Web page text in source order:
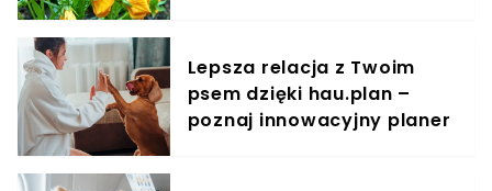
Lepsza relacja z Twoim
psem dzięki hau.plan –
poznaj innowacyjny planer